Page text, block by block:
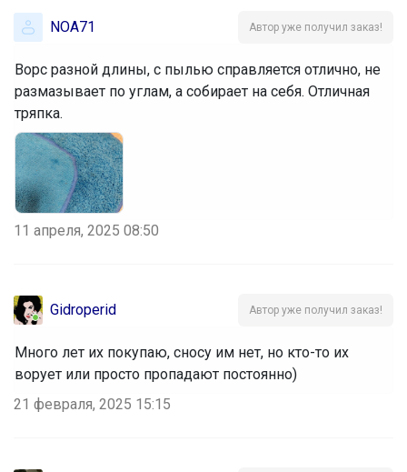
NOA71 Автор уже получил заказ!
Ворс разной длины, с пылью справляется отлично, не
размазывает по углам, а собирает на себя. Отличная
тряпка.
11 апреля, 2025 08:50
Gidroperid Автор уже получил заказ!
Много лет их покупаю, сносу им нет, но кто-то их
ворует или просто пропадают постоянно)
21 февраля, 2025 15:15